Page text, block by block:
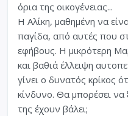
όρια της οικογένειας...
Η Αλίκη, μαθημένη να
παγίδα, από αυτές που
εφήβους. Η μικρότερη
και βαθιά έλλειψη
γίνει ο δυνατός κρίκος
κίνδυνο. Θα μπορέσει να
της έχουν βάλει;